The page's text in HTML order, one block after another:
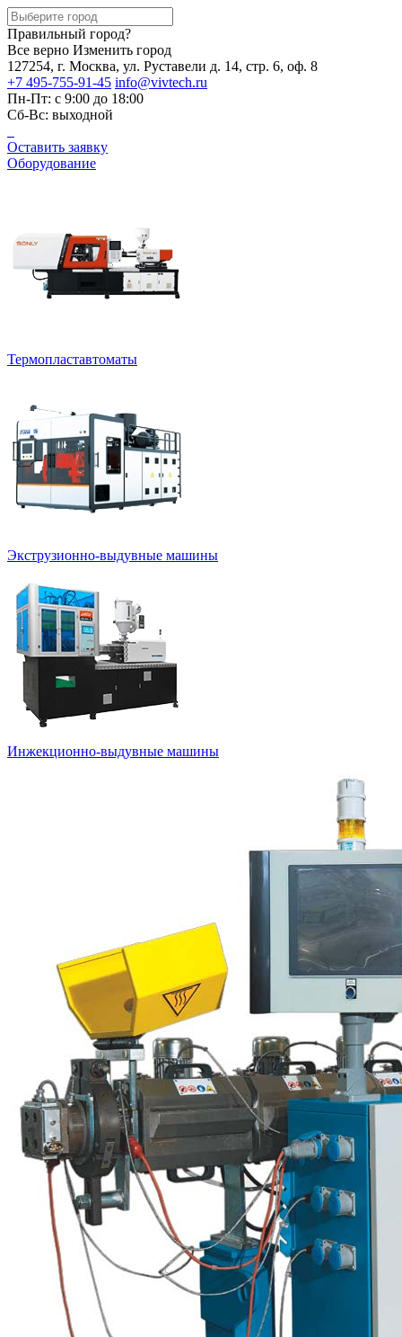
Правильный город?
Все верно Изменить город
127254, г. Москва, ул. Руставели д. 14, стр. 6, оф. 8
+7 495-755-91-45 info@vivtech.ru
Пн-Пт: с 9:00 до 18:00
Сб-Вс: выходной
Оставить заявку
Оборудование
Термопластавтоматы
Экструзионно-выдувные машины
Инжекционно-выдувные машины